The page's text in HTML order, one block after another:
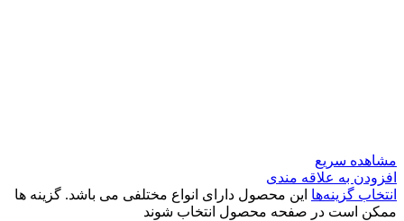
مشاهده سریع
افزودن به علاقه مندی
انتخاب گزینه‌ها این محصول دارای انواع مختلفی می باشد. گزینه ها
ممکن است در صفحه محصول انتخاب شوند